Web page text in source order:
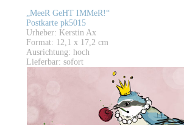
„MeeR GeHT IMMeR!“
Postkarte pk5015
Urheber: Kerstin Ax
Format: 12,1 x 17,2 cm
Ausrichtung: hoch
Lieferbar: sofort